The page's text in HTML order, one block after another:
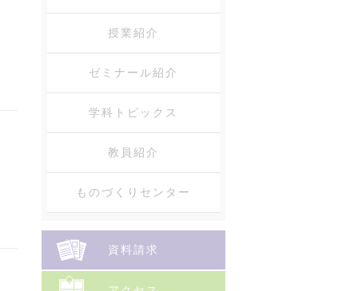
授業紹介
ゼミナール紹介
学科トピックス
教員紹介
ものづくりセンター
資料請求